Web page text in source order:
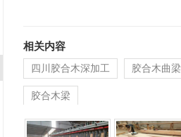
相关内容
四川胶合木深加工 胶合木曲梁
胶合木梁